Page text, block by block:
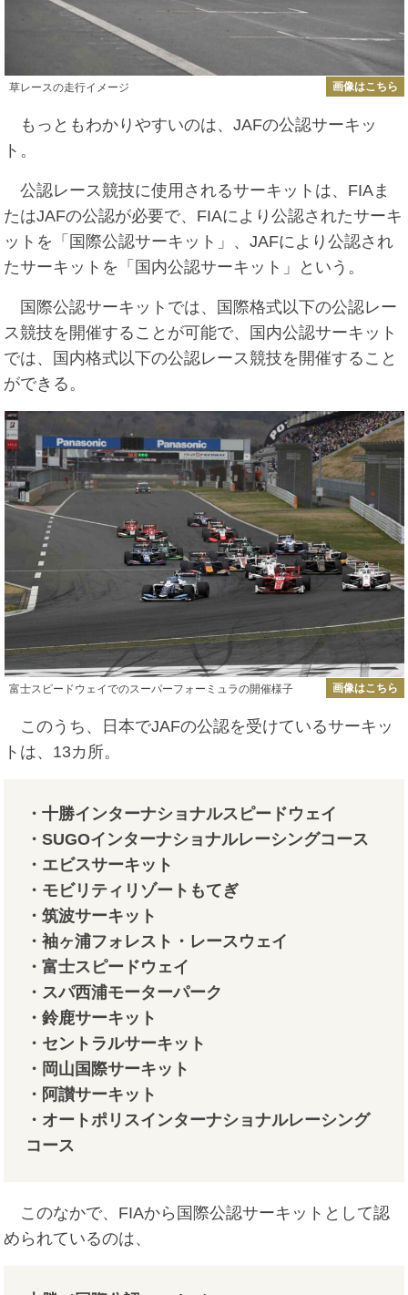
草レースの走行イメージ 画像はこちら
もっともわかりやすいのは、JAFの公認サーキッ
ト。
公認レース競技に使用されるサーキットは、FIAま
たはJAFの公認が必要で、FIAにより公認されたサーキ
ットを「国際公認サーキット」、JAFにより公認され
たサーキットを「国内公認サーキット」という。
国際公認サーキットでは、国際格式以下の公認レー
ス競技を開催することが可能で、国内公認サーキット
では、国内格式以下の公認レース競技を開催すること
ができる。
富士スピードウェイでのスーパーフォーミュラの開催様子 画像はこちら
このうち、日本でJAFの公認を受けているサーキッ
トは、13カ所。
・十勝インターナショナルスピードウェイ
・SUGOインターナショナルレーシングコース
・エビスサーキット
・モビリティリゾートもてぎ
・筑波サーキット
・袖ヶ浦フォレスト・レースウェイ
・富士スピードウェイ
・スパ西浦モーターパーク
・鈴鹿サーキット
・‎セントラルサーキット
・岡山国際サーキット
・阿讃サーキット
・オートポリスインターナショナルレーシング
コース
このなかで、FIAから国際公認サーキットとして認
められているのは、